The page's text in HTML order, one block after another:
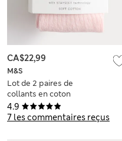
4.9
7 les commentaires reçus
M&S
Lot de 2 paires de
collants en coton
côtelé (jusqu’au 3
ans)
CA$22,99